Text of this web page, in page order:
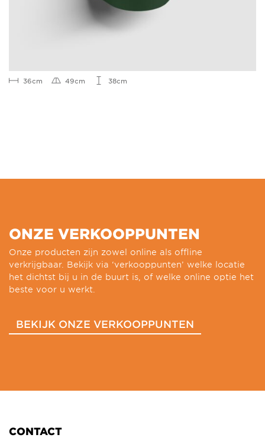
36cm 49cm 38cm
ONZE VERKOOPPUNTEN
Onze producten zijn zowel online als offline
verkrijgbaar. Bekijk via ‘verkooppunten’ welke locatie
het dichtst bij u in de buurt is, of welke online optie het
beste voor u werkt.
BEKIJK ONZE VERKOOPPUNTEN
CONTACT